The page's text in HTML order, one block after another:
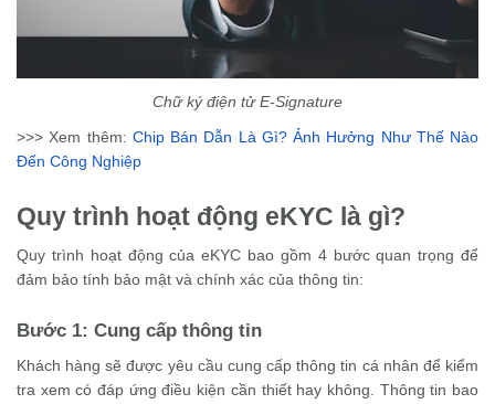
Chữ ký điện tử E-Signature
>>> Xem thêm: Chip Bán Dẫn Là Gì? Ảnh Hưởng Như Thế Nào
Đến Công Nghiệp
Quy trình hoạt động eKYC là gì?
Quy trình hoạt động của eKYC bao gồm 4 bước quan trọng để
đảm bảo tính bảo mật và chính xác của thông tin:
Bước 1: Cung cấp thông tin
Khách hàng sẽ được yêu cầu cung cấp thông tin cá nhân để kiểm
tra xem có đáp ứng điều kiện cần thiết hay không. Thông tin bao